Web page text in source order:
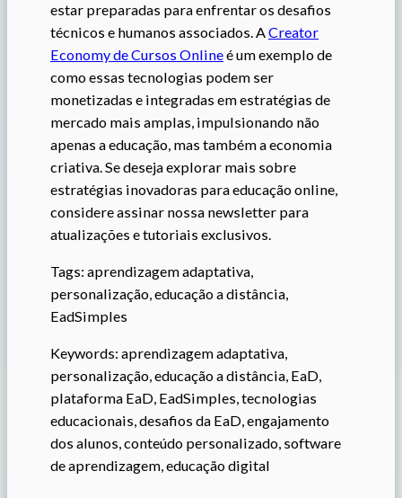
estar preparadas para enfrentar os desafios
técnicos e humanos associados. ACreator
Economy de Cursos Onlineé um exemplo de
como essas tecnologias podem ser
monetizadas e integradas em estratégias de
mercado mais amplas, impulsionando não
apenas a educação, mas também a economia
criativa. Se deseja explorar mais sobre
estratégias inovadoras para educação online,
considere assinar nossa newsletter para
atualizações e tutoriais exclusivos.
Tags: aprendizagem adaptativa,
personalização, educação a distância,
EadSimples
Keywords: aprendizagem adaptativa,
personalização, educação a distância, EaD,
plataforma EaD, EadSimples, tecnologias
educacionais, desafios da EaD, engajamento
dos alunos, conteúdo personalizado, software
de aprendizagem, educação digital